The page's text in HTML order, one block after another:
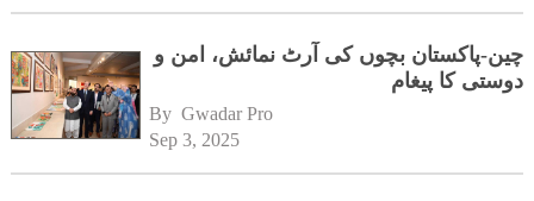
چین-پاکستان بچوں کی آرٹ نمائش، امن و
دوستی کا پیغام
By Gwadar Pro
Sep 3, 2025